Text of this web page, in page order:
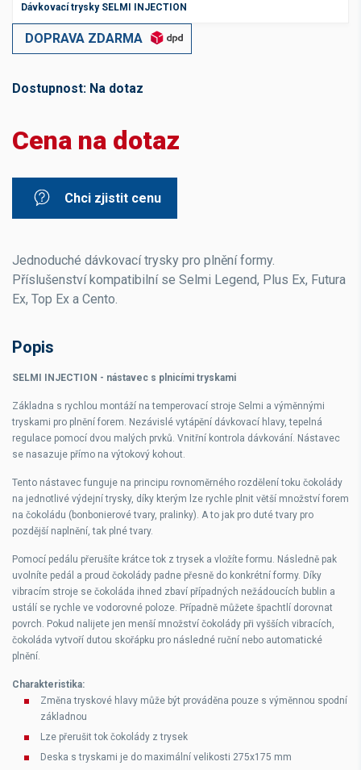
Dávkovací trysky SELMI INJECTION
DOPRAVA ZDARMA
Dostupnost: Na dotaz
Cena na dotaz
Chci zjistit cenu
Jednoduché dávkovací trysky pro plnění formy.
Příslušenství kompatibilní se Selmi Legend, Plus Ex, Futura
Ex, Top Ex a Cento.
Popis
SELM I INJECTION - nástavec s plnicími tryskami
Základna s rychlou montáží na temperovací stroje Selmi a výměnnými
tryskami pro plnění forem. Nezávislé vytápění dávkovací hlavy, tepelná
regulace pomocí dvou malých prvků. Vnitřní kontrola dávkování. Nástavec
se nasazuje přímo na výtokový kohout.
Tento nástavec funguje na principu rovnoměrného rozdělení toku čokolády
na jednotlivé výdejní trysky, díky kterým lze rychle plnit větší množství forem
na čokoládu (bonbonierové tvary, pralinky). A to jak pro duté tvary pro
pozdější naplnění, tak plné tvary.
Pomocí pedálu přerušíte krátce tok z trysek a vložíte formu. Následně pak
uvolníte pedál a proud čokolády padne přesně do konkrétní formy. Díky
vibracím stroje se čokoláda ihned zbaví případných nežádoucích bublin a
ustálí se rychle ve vodorovné poloze. Případně můžete špachtlí dorovnat
povrch. Pokud nalijete jen menší množství čokolády při vyšších vibracích,
čokoláda vytvoří dutou skořápku pro následné ruční nebo automatické
plnění.
Charakteristika:
Změna tryskové hlavy může být prováděna pouze s výměnnou spodní
základnou
Lze přerušit tok čokolády z trysek
Deska s tryskami je do maximální velikosti 275x175 mm